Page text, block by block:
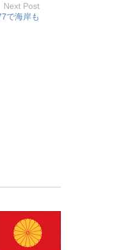
Next Post
で海岸も